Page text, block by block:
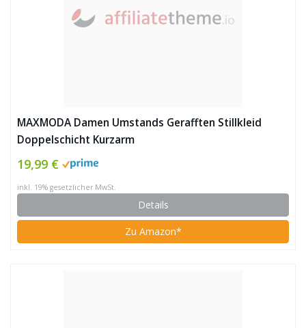
MAXMODA Damen Umstands Gerafften Stillkleid
Doppelschicht Kurzarm
19,99 €
inkl. 19% gesetzlicher MwSt.
Details
Zu Amazon*